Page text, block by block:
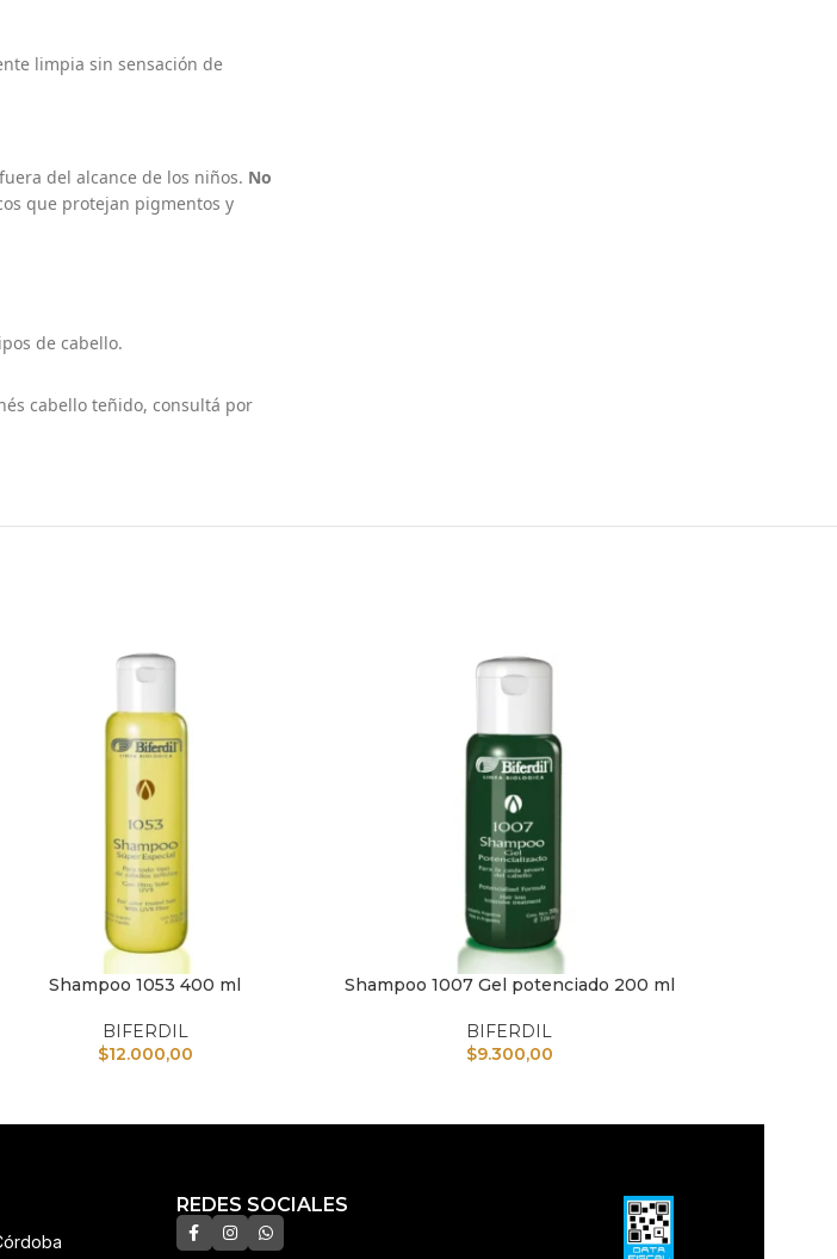
limpia sin sensación de
del alcance de los niños. No
que protejan pigmentos y
de cabello.
cabello teñido, consultá por
AL CARRITO
Shampoo 1053 400 ml
BIFERDIL
$12.000,00
AÑADIR AL CARRITO
Shampoo 1007 Gel potenciado 200 ml
BIFERDIL
$9.300,00
REDES SOCIALES